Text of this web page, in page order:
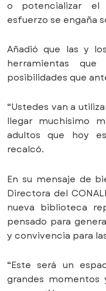
o potencializar el
esfuerzo se engaña
Añadió que las y
herramientas
posibilidades que
“Ustedes van a
llegar muchísimo
adultos que hoy
recalcó.
En su mensaje de
Directora del
nueva biblioteca
pensado para
y convivencia para
“Este será un
grandes momentos